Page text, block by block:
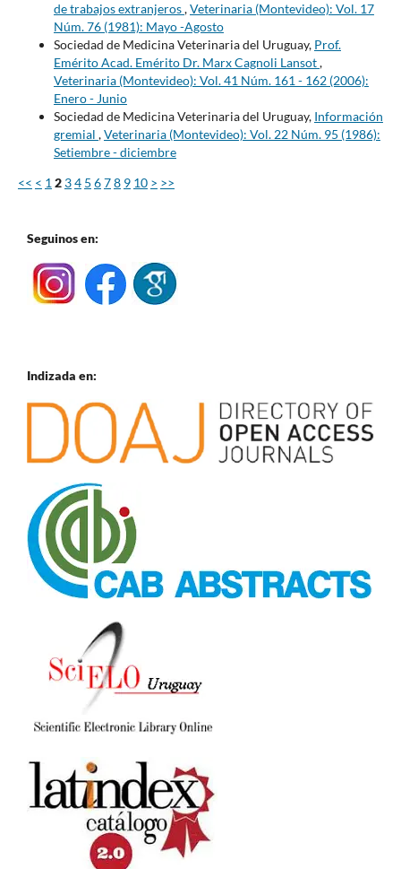
de trabajos extranjeros,Veterinaria (Montevideo): Vol. 17
Núm. 76 (1981): Mayo -Agosto
Sociedad de Medicina Veterinaria del Uruguay, Prof.
Emérito Acad. Emérito Dr. Marx Cagnoli Lansot,
Veterinaria (Montevideo): Vol. 41 Núm. 161 - 162 (2006):
Enero - Junio
Sociedad de Medicina Veterinaria del Uruguay, Información
gremial ,Veterinaria (Montevideo): Vol. 22 Núm. 95 (1986):
Setiembre - diciembre
<< < 1 2 34 5 678 9 10 > >>
Seguinos en:
Indizada en: